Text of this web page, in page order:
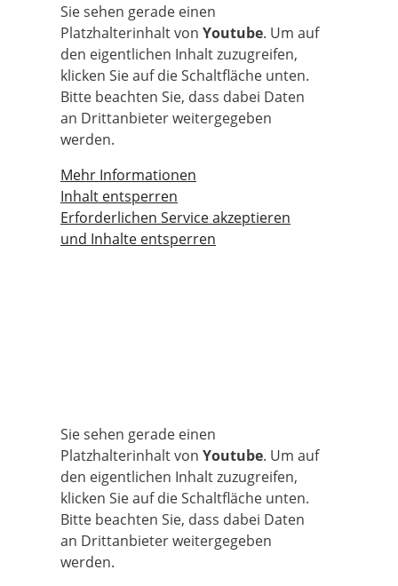
Sie sehen gerade einen
Platzhalterinhalt von Youtube. Um auf
den eigentlichen Inhalt zuzugreifen,
klicken Sie auf die Schaltfläche unten.
Bitte beachten Sie, dass dabei Daten
an Drittanbieter weitergegeben
werden.
Mehr Informationen
Inhalt entsperren
Erforderlichen Service akzeptieren
und Inhalte entsperren
Sie sehen gerade einen
Platzhalterinhalt von Youtube. Um auf
den eigentlichen Inhalt zuzugreifen,
klicken Sie auf die Schaltfläche unten.
Bitte beachten Sie, dass dabei Daten
an Drittanbieter weitergegeben
werden.